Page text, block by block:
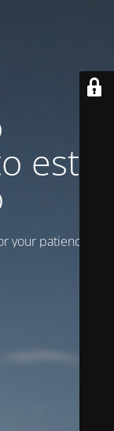
está
your patience!